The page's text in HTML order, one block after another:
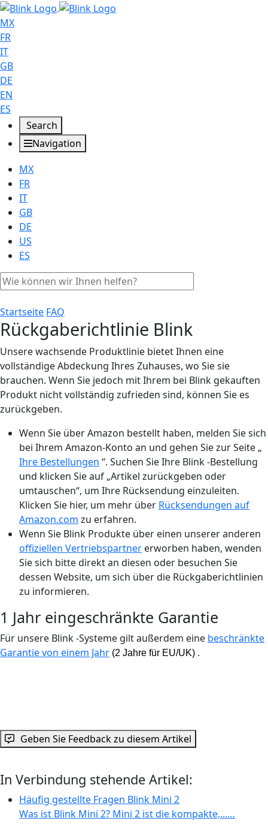
MX
FR
IT
GB
DE
EN
ES
Search
Navigation
MX
FR
IT
GB
DE
US
ES
Startseite FAQ
Rückgaberichtlinie Blink
Unsere wachsende Produktlinie bietet Ihnen eine
vollständige Abdeckung Ihres Zuhauses, wo Sie sie
brauchen. Wenn Sie jedoch mit Ihrem bei Blink gekauften
Produkt nicht vollständig zufrieden sind, können Sie es
zurückgeben.
Wenn Sie über Amazon bestellt haben, melden Sie sich
bei Ihrem Amazon-Konto an und gehen Sie zur Seite „
Ihre Bestellungen “. Suchen Sie Ihre Blink -Bestellung
und klicken Sie auf „Artikel zurückgeben oder
umtauschen“, um Ihre Rücksendung einzuleiten.
Klicken Sie hier, um mehr über Rücksendungen auf
Amazon.com zu erfahren.
Wenn Sie Blink Produkte über einen unserer anderen
offiziellen Vertriebspartner erworben haben, wenden
Sie sich bitte direkt an diesen oder besuchen Sie
dessen Website, um sich über die Rückgaberichtlinien
zu informieren.
1 Jahr eingeschränkte Garantie
Für unsere Blink -Systeme gilt außerdem eine beschränkte
Garantie von einem Jahr (2 Jahre für EU/UK) .
Geben Sie Feedback zu diesem Artikel
In Verbindung stehende Artikel:
Häufig gestellte Fragen Blink Mini 2
Was ist Blink Mini 2? Mini 2 ist die kompakte,...…